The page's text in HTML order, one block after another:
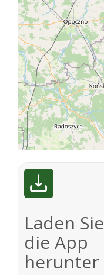
Laden Sie
die App
herunter